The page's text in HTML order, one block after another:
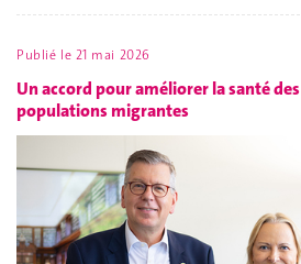
Publié le 21 mai 2026
Un accord pour améliorer la santé des
populations migrantes